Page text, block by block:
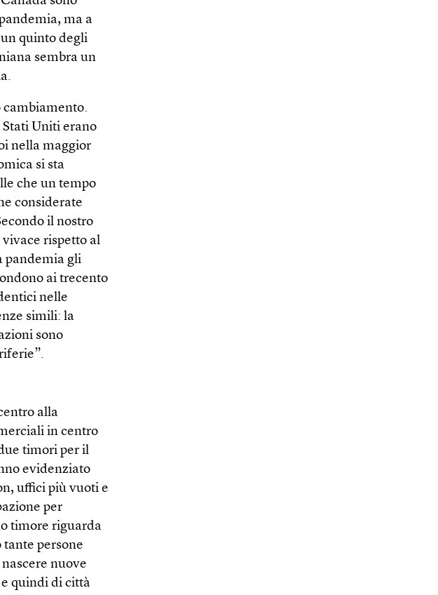
ma a
un quinto degli
sembra un
cambiamento.
Stati Uniti erano
nella maggior
si sta
che un tempo
considerate
il nostro
rispetto al
pandemia gli
ai trecento
nelle
simili: la
sono
alla
in centro
timori per il
evidenziato
uffici più vuoti e
per
timore riguarda
persone
nuove
quindi di città